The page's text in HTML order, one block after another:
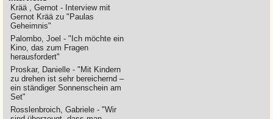
Krää , Gernot - Interview mit
Gernot Krää zu "Paulas
Geheimnis"
Palombo, Joel - "Ich möchte ein
Kino, das zum Fragen
herausfordert"
Proskar, Danielle - "Mit Kindern
zu drehen ist sehr bereichernd –
ein ständiger Sonnenschein am
Set"
Rosslenbroich, Gabriele - "Wir